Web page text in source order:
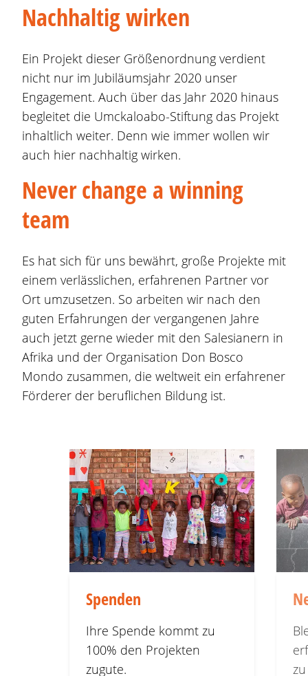
Nachhaltig wirken
Ein Projekt dieser Größenordnung verdient
nicht nur im Jubiläumsjahr 2020 unser
Engagement. Auch über das Jahr 2020 hinaus
begleitet die Umckaloabo-Stiftung das Projekt
inhaltlich weiter. Denn wie immer wollen wir
auch hier nachhaltig wirken.
Never change a winning
team
Es hat sich für uns bewährt, große Projekte mit
einem verlässlichen, erfahrenen Partner vor
Ort umzusetzen. So arbeiten wir nach den
guten Erfahrungen der vergangenen Jahre
auch jetzt gerne wieder mit den Salesianern in
Afrika und der Organisation Don Bosco
Mondo zusammen, die weltweit ein erfahrener
Förderer der beruflichen Bildung ist.
Spenden
Ihre Spende kommt zu
100% den Projekten
zugute.